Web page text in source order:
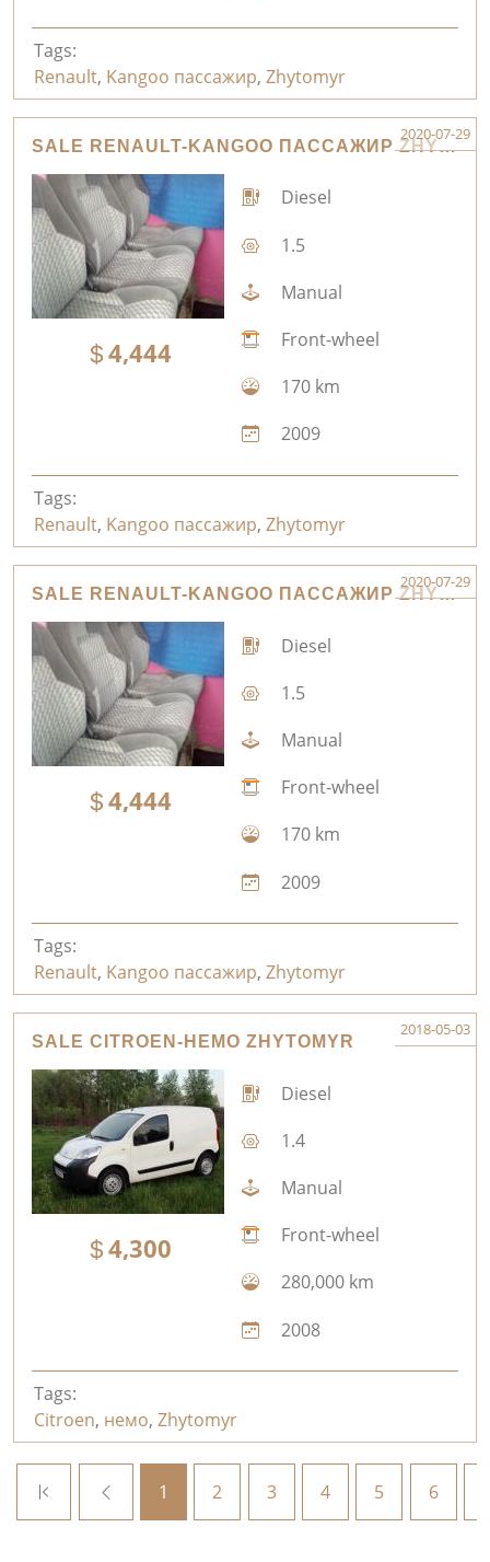
Tags:
Renault, Kangoo пассажир, Zhytomyr
SALE RENAULT-KANGOO ПАССАЖИР ZHYTOMYR
2020-07-29
4,444
Diesel
1.5
Manual
Front-wheel
170 km
2009
Tags:
Renault, Kangoo пассажир, Zhytomyr
SALE RENAULT-KANGOO ПАССАЖИР ZHYTOMYR
2020-07-29
4,444
Diesel
1.5
Manual
Front-wheel
170 km
2009
Tags:
Renault, Kangoo пассажир, Zhytomyr
SALE CITROEN-НЕМО ZHYTOMYR
2018-05-03
4,300
Diesel
1.4
Manual
Front-wheel
280,000 km
2008
Tags:
Citroen, немо, Zhytomyr
1 2 3 4 5 6